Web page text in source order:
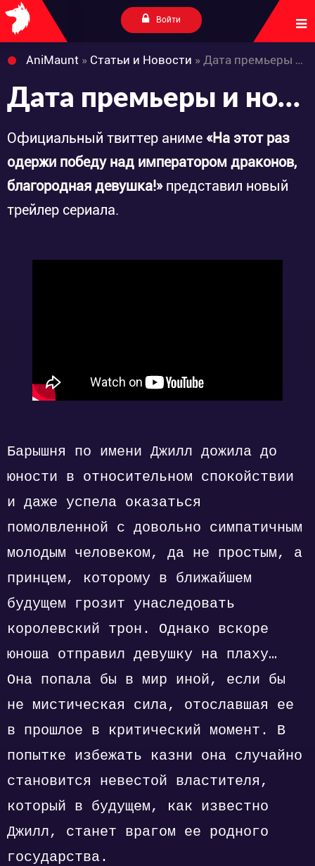
Войти
AniMaunt » Статьи и Новости » Дата премьеры и новый трейлер аниме «Yarinaoshi Reijou wa Ryuutei Heika wo Kouryakuchuu»
Дата премьеры и новый трейлер аниме «Yarinaoshi Reijou wa Ryuutei Heika wo Kouryakuchuu»
Официальный твиттер аниме «На этот раз
одержи победу над императором драконов,
благородная девушка!»представил новый
трейлер сериала.
Барышня по имени Джилл дожила до
юности в относительном спокойствии
и даже успела оказаться
помолвленной с довольно симпатичным
молодым человеком, да не простым, а
принцем, которому в ближайшем
будущем грозит унаследовать
королевский трон. Однако вскоре
юноша отправил девушку на плаху…
Она попала бы в мир иной, если бы
не мистическая сила, отославшая ее
в прошлое в критический момент. В
попытке избежать казни она случайно
становится невестой властителя,
который в будущем, как известно
Джилл, станет врагом ее родного
государства.